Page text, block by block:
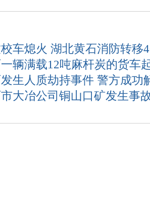
车熄火 湖北黄石消防转移
辆满载12吨麻杆炭的货车
生人质劫持事件 警方成功
大冶公司铜山口矿发生事